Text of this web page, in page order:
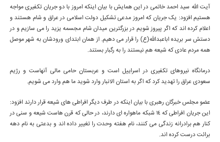
آیت الله سید احمد خاتمی در این همایش با بیان اینکه امروز با دو جریان تکفیری مواجه
هستیم افزود: یک جریان که امروز مدعی تشکیل دولت اسلامی در عراق و شام هستند و
اعلام کرده اند که اگر پیروز شویم در بزرگترین میدان شام مجسمه یزید را می سازیم و در
دستش سر بریده اباعبدالله(ع) را قرار می دهیم. از همان ابتدای ورودشان به شهر موصل
همه مردم عادی که شیعه هم نیستند را به رگبار بستند.
درمانگاه نیروهای تکفیری در اسراییل است و عربستان حامی مالی آنهاست و رژیم
سعودی عراق را تهدید کرد که اگر به استان الانبار وارد شوید ما هم وارد می شویم.
عضو مجلس خبرگان رهبری با بیان اینکه در طرف دیگر افراطی های شیعه قرار دارند افزود:
این جریان افراطی که 14 شبکه ماهواره ای دارند، در حالی که قرن هاست شیعه و سنی در
کنار هم برادرانه زندگی می کنند، نام هفته وحدت را تغییر داده اند و بدعتی به نام دهه
برائت درست کرده اند.